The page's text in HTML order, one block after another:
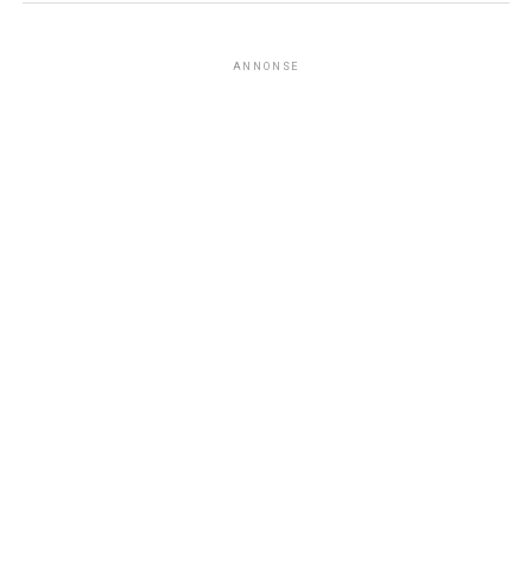
ANNONSE